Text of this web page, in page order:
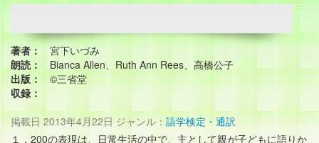
著者：
宮下いづみ
朗読：
Bianca Allen、Ruth Ann Rees、高橋公子
出版：
©三省堂
収録：
掲載日 2013年4月22日 ジャンル： 語学検定・通訳
１．200の表現は、日常生活の中で、主として親が子どもに語りか